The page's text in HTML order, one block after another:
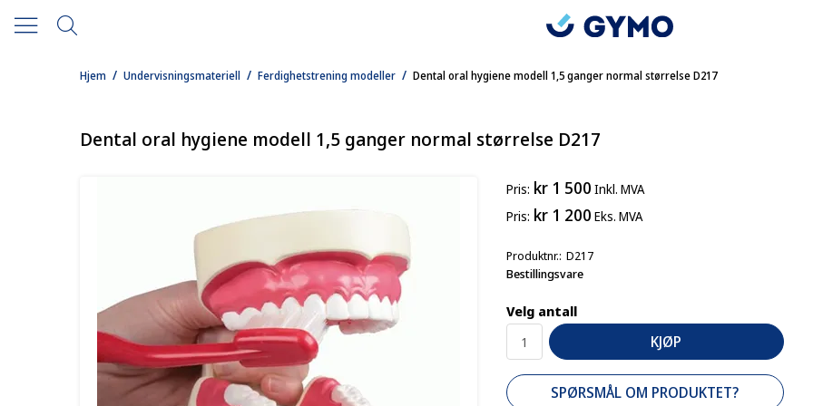
/
Hjem /
Undervisningsmateriell /
Ferdighetstrening modeller Dental oral hygiene modell 1,5 ganger normal størrelse D217
Dental oral hygiene modell 1,5 ganger normal størrelse D217
Pris kr 1 500 Inkl. MVA
Pris kr 1 200 Eks. MVA
Produktnr. D217
Bestillingsvare
Velg antall
KJØP
SPØRSMÅL OM PRODUKTET?